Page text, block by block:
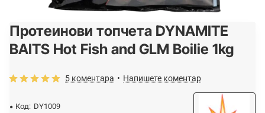
-20%
Протеинови топчета DYNAMITE
BAITS Hot Fish and GLM Boilie 1kg
Код: DY1009
5 коментара • Напишете коментар